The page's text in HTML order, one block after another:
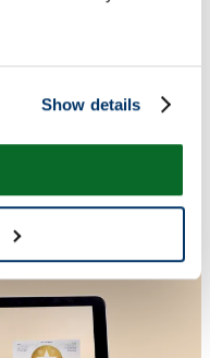
Show details